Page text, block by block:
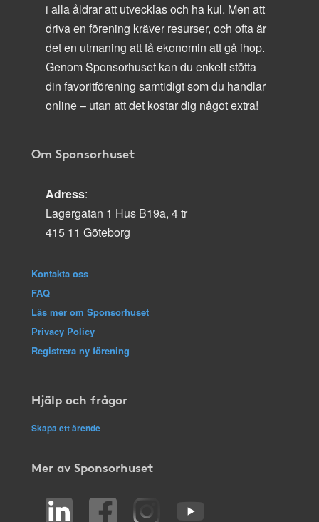
i alla åldrar att utvecklas och ha kul. Men att
driva en förening kräver resurser, och ofta är
det en utmaning att få ekonomin att gå ihop.
Genom Sponsorhuset kan du enkelt stötta
din favoritförening samtidigt som du handlar
online – utan att det kostar dig något extra!
Om Sponsorhuset
Adress:
Lagergatan 1 Hus B19a, 4 tr
415 11 Göteborg
Kontakta oss
FAQ
Läs mer om Sponsorhuset
Privacy Policy
Registrera ny förening
Hjälp och frågor
Skapa ett ärende
Mer av Sponsorhuset